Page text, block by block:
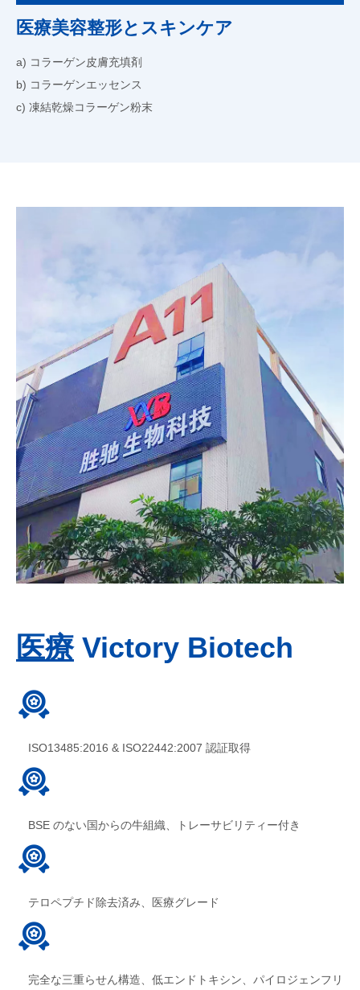
医療美容整形とスキンケア
a) コラーゲン皮膚充填剤
b) コラーゲンエッセンス
c) 凍結乾燥コラーゲン粉末
医療Victory Biotech
ISO13485:2016 & ISO22442:2007 認証取得
BSE のない国からの牛組織、トレーサビリティー付き
テロペプチド除去済み、医療グレード
完全な三重らせん構造、低エンドトキシン、パイロジェンフリ